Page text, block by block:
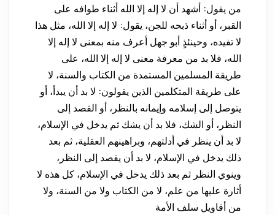
من يقول: أشهد أن لا إله إلا الله أثناء طوافه على
القبر، أو أثناء ذبحه للجن، يقول: لا إله إلا الله، مثل هذا
لا تفيده، وحينئذٍ أبو جهل أعرف منه بمعنى لا إله إلا
الله، فلا بد من معرفة معنى لا إله إلا الله، على
طريقة المسلمين المستمدة من الكتاب والسنة، لا
على طريقة المتكلمين الذين يقولون: لا بد أن يبدأ، أو
يتوصل إلى إسلامه وإيمانه بالنظر، أو القصد إلى
النظر، أو الشك، فلا بد أن يشك ثم يدخل في الإسلام،
لا بد أن ينظر في أدلتهم، وبراهينهم العقلية، ثم بعد
ذلك يدخل في الإسلام، لا بد أن يقصد إلى النظر،
وينوي النظر ثم بعد ذلك يدخل في الإسلام، كل هذه لا
أثارة عليها من علم، لا من الكتاب ولا من السنة، ولا
من أقاويل سلف الأمة